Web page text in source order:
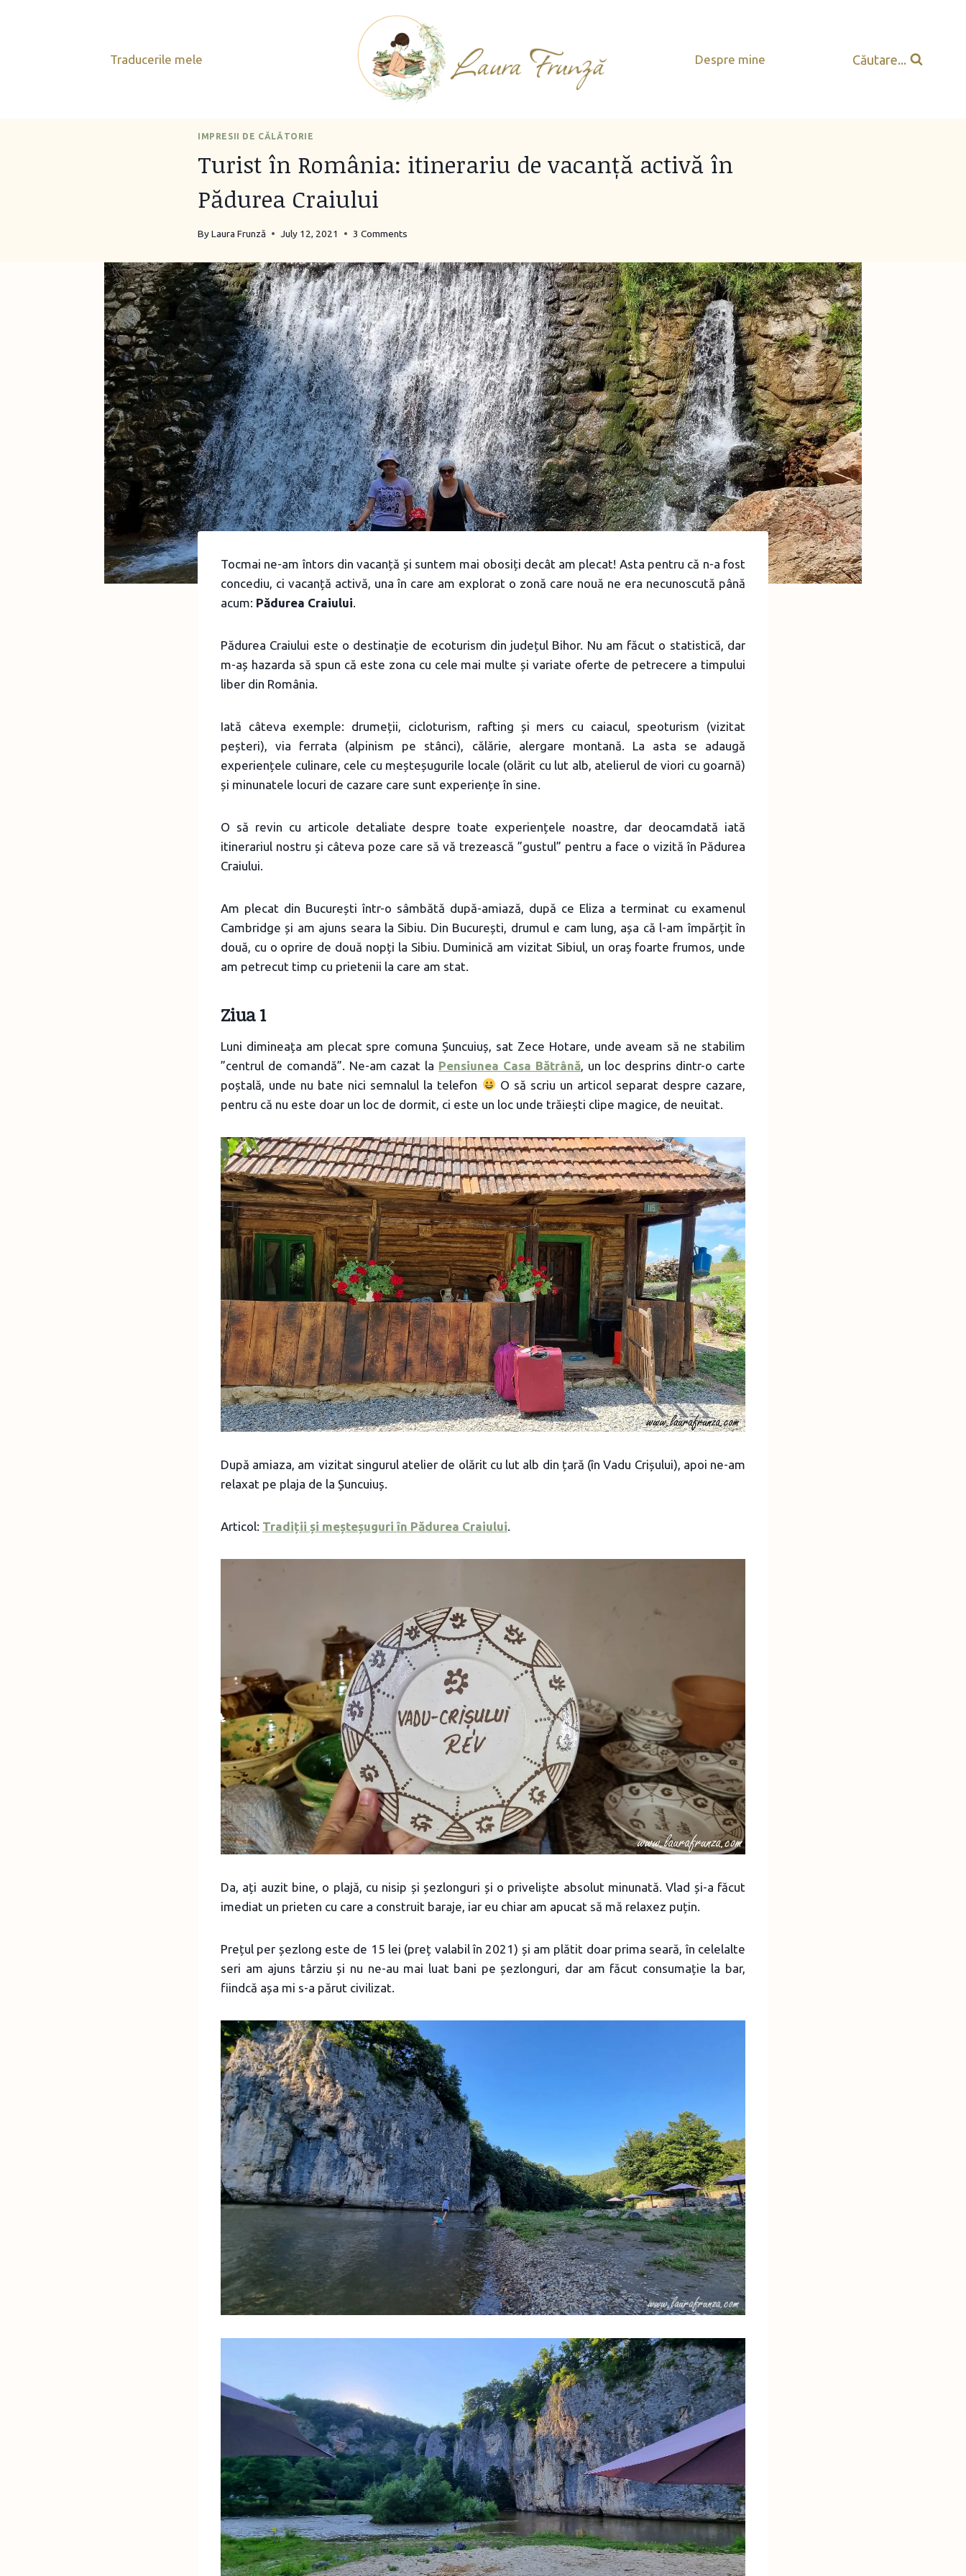
Traducerile mele
Despre mine Căutare...
IMPRESII DE CĂLĂTORIE
Turist în România: itinerariu de vacanță activă în
Pădurea Craiului
ByLaura Frunză July 12, 2021 3 Comments
Tocmai ne-am întors din vacanță și suntem mai obosiți decât am plecat! Asta pentru că n-a fost
concediu, ci vacanță activă, una în care am explorat o zonă care nouă ne era necunoscută până
acum: Pădurea Craiului
Pădurea Craiului este o destinație de ecoturism din județul Bihor. Nu am făcut o statistică, dar
m-aș hazarda să spun că este zona cu cele mai multe și variate oferte de petrecere a timpului
liber din România.
Iată câteva exemple: drumeții, cicloturism, rafting și mers cu caiacul, speoturism (vizitat
peșteri), via ferrata (alpinism pe stânci), călărie, alergare montană. La asta se adaugă
experiențele culinare, cele cu meșteșugurile locale (olărit cu lut alb, atelierul de viori cu goarnă)
și minunatele locuri de cazare care sunt experiențe în sine.
O să revin cu articole detaliate despre toate experiențele noastre, dar deocamdată iată
itinerariul nostru și câteva poze care să vă trezească ”gustul” pentru a face o vizită în Pădurea
Craiului.
Am plecat din București într-o sâmbătă după-amiază, după ce Eliza a terminat cu examenul
Cambridge și am ajuns seara la Sibiu. Din București, drumul e cam lung, așa că l-am împărțit în
două, cu o oprire de două nopți la Sibiu. Duminică am vizitat Sibiul, un oraș foarte frumos, unde
am petrecut timp cu prietenii la care am stat.
Ziua 1
Luni dimineața am plecat spre comuna Șuncuiuș, sat Zece Hotare, unde aveam să ne stabilim
”centrul de comandă”. Ne-am cazat la Pensiunea Casa Bătrână, un loc desprins dintr-o carte
poștală, unde nu bate nici semnalul la telefon
O să scriu un articol separat despre cazare,
pentru că nu este doar un loc de dormit, ci este un loc unde trăiești clipe magice, de neuitat.
După amiaza, am vizitat singurul atelier de olărit cu lut alb din țară (în Vadu Crișului), apoi ne-am
relaxat pe plaja de la Șuncuiuș.
Articol: Tradiții și meșteșuguri în Pădurea Craiului.
Da, ați auzit bine, o plajă, cu nisip și șezlonguri și o priveliște absolut minunată. Vlad și-a făcut
imediat un prieten cu care a construit baraje, iar eu chiar am apucat să mă relaxez puțin.
Prețul per șezlong este de 15 lei (preț valabil în 2021) și am plătit doar prima seară, în celelalte
seri am ajuns târziu și nu ne-au mai luat bani pe șezlonguri, dar am făcut consumație la bar,
fiindcă așa mi s-a părut civilizat.